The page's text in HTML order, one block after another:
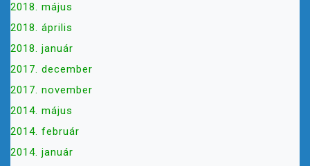
2018. május
2018. április
2018. január
2017. december
2017. november
2014. május
2014. február
2014. január